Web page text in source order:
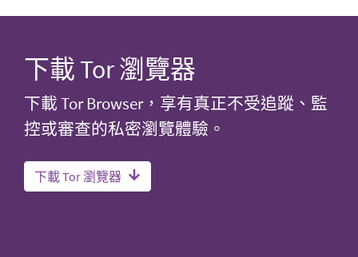
下載 Tor 瀏覽器
下載 Tor Browser，享有真正不受追蹤、監
控或審查的私密瀏覽體驗。
下載 Tor 瀏覽器